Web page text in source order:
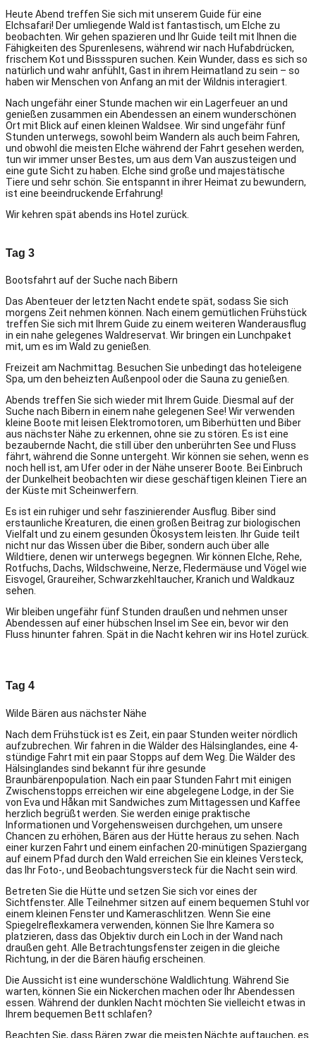
Heute Abend treffen Sie sich mit unserem Guide für eine
Elchsafari! Der umliegende Wald ist fantastisch, um Elche zu
beobachten. Wir gehen spazieren und Ihr Guide teilt mit Ihnen die
Fähigkeiten des Spurenlesens, während wir nach Hufabdrücken,
frischem Kot und Bissspuren suchen. Kein Wunder, dass es sich so
natürlich und wahr anfühlt, Gast in ihrem Heimatland zu sein – so
haben wir Menschen von Anfang an mit der Wildnis interagiert.
Nach ungefähr einer Stunde machen wir ein Lagerfeuer an und
genießen zusammen ein Abendessen an einem wunderschönen
Ort mit Blick auf einen kleinen Waldsee. Wir sind ungefähr fünf
Stunden unterwegs, sowohl beim Wandern als auch beim Fahren,
und obwohl die meisten Elche während der Fahrt gesehen werden,
tun wir immer unser Bestes, um aus dem Van auszusteigen und
eine gute Sicht zu haben. Elche sind große und majestätische
Tiere und sehr schön. Sie entspannt in ihrer Heimat zu bewundern,
ist eine beeindruckende Erfahrung!
Wir kehren spät abends ins Hotel zurück.
Tag 3
Bootsfahrt auf der Suche nach Bibern
Das Abenteuer der letzten Nacht endete spät, sodass Sie sich
morgens Zeit nehmen können. Nach einem gemütlichen Frühstück
treffen Sie sich mit Ihrem Guide zu einem weiteren Wanderausflug
in ein nahe gelegenes Waldreservat. Wir bringen ein Lunchpaket
mit, um es im Wald zu genießen.
Freizeit am Nachmittag. Besuchen Sie unbedingt das hoteleigene
Spa, um den beheizten Außenpool oder die Sauna zu genießen.
Abends treffen Sie sich wieder mit Ihrem Guide. Diesmal auf der
Suche nach Bibern in einem nahe gelegenen See! Wir verwenden
kleine Boote mit leisen Elektromotoren, um Biberhütten und Biber
aus nächster Nähe zu erkennen, ohne sie zu stören. Es ist eine
bezaubernde Nacht, die still über den unberührten See und Fluss
fährt, während die Sonne untergeht. Wir können sie sehen, wenn es
noch hell ist, am Ufer oder in der Nähe unserer Boote. Bei Einbruch
der Dunkelheit beobachten wir diese geschäftigen kleinen Tiere an
der Küste mit Scheinwerfern.
Es ist ein ruhiger und sehr faszinierender Ausflug. Biber sind
erstaunliche Kreaturen, die einen großen Beitrag zur biologischen
Vielfalt und zu einem gesunden Ökosystem leisten. Ihr Guide teilt
nicht nur das Wissen über die Biber, sondern auch über alle
Wildtiere, denen wir unterwegs begegnen. Wir können Elche, Rehe,
Rotfuchs, Dachs, Wildschweine, Nerze, Fledermäuse und Vögel wie
Eisvogel, Graureiher, Schwarzkehltaucher, Kranich und Waldkauz
sehen.
Wir bleiben ungefähr fünf Stunden draußen und nehmen unser
Abendessen auf einer hübschen Insel im See ein, bevor wir den
Fluss hinunter fahren. Spät in die Nacht kehren wir ins Hotel zurück.
Tag 4
Wilde Bären aus nächster Nähe
Nach dem Frühstück ist es Zeit, ein paar Stunden weiter nördlich
aufzubrechen. Wir fahren in die Wälder des Hälsinglandes, eine 4-
stündige Fahrt mit ein paar Stopps auf dem Weg. Die Wälder des
Hälsinglandes sind bekannt für ihre gesunde
Braunbärenpopulation. Nach ein paar Stunden Fahrt mit einigen
Zwischenstopps erreichen wir eine abgelegene Lodge, in der Sie
von Eva und Håkan mit Sandwiches zum Mittagessen und Kaffee
herzlich begrüßt werden. Sie werden einige praktische
Informationen und Vorgehensweisen durchgehen, um unsere
Chancen zu erhöhen, Bären aus der Hütte heraus zu sehen. Nach
einer kurzen Fahrt und einem einfachen 20-minütigen Spaziergang
auf einem Pfad durch den Wald erreichen Sie ein kleines Versteck,
das Ihr Foto-, und Beobachtungsversteck für die Nacht sein wird.
Betreten Sie die Hütte und setzen Sie sich vor eines der
Sichtfenster. Alle Teilnehmer sitzen auf einem bequemen Stuhl vor
einem kleinen Fenster und Kameraschlitzen. Wenn Sie eine
Spiegelreflexkamera verwenden, können Sie Ihre Kamera so
platzieren, dass das Objektiv durch ein Loch in der Wand nach
draußen geht. Alle Betrachtungsfenster zeigen in die gleiche
Richtung, in der die Bären häufig erscheinen.
Die Aussicht ist eine wunderschöne Waldlichtung. Während Sie
warten, können Sie ein Nickerchen machen oder Ihr Abendessen
essen. Während der dunklen Nacht möchten Sie vielleicht etwas in
Ihrem bequemen Bett schlafen?
Beachten Sie, dass Bären zwar die meisten Nächte auftauchen, es